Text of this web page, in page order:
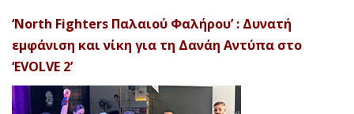
‘North Fighters Παλαιού Φαλήρου’ : Δυνατή
εμφάνιση και νίκη για τη Δανάη Αντύπα στο
‘EVOLVE 2’